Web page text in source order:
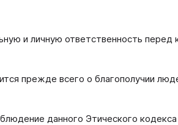
и личную ответственность
прежде всего о благополучии
данного Этического